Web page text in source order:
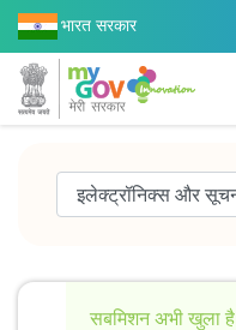
भारत सरकार
सबमिशन अभी खुला है